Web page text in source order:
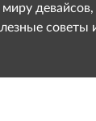
советы